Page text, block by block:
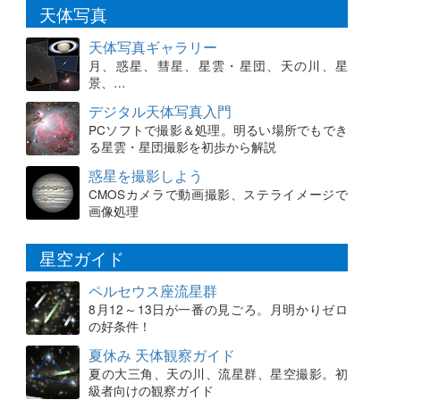
天体写真
天体写真ギャラリー
月、惑星、彗星、星雲・星団、天の川、星
景、…
デジタル天体写真入門
PCソフトで撮影＆処理。明るい場所でもでき
る星雲・星団撮影を初歩から解説
惑星を撮影しよう
CMOSカメラで動画撮影、ステライメージで
画像処理
星空ガイド
ペルセウス座流星群
8月12～13日が一番の見ごろ。月明かりゼロ
の好条件！
夏休み 天体観察ガイド
夏の大三角、天の川、流星群、星空撮影。初
級者向けの観察ガイド